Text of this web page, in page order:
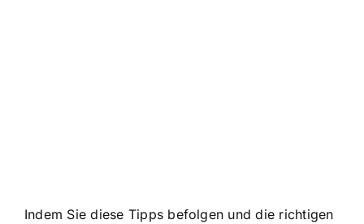
Indem Sie diese Tipps befolgen und die richtigen